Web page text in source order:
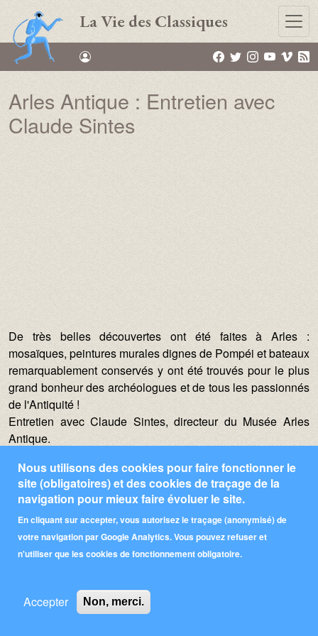
Aller au contenu principal
La Vie des Classiques
Arles Antique : Entretien avec
Claude Sintes
Texte :
De très belles découvertes ont été faites à Arles :
mosaïques, peintures murales dignes de Pompéi et bateaux
remarquablement conservés y ont été trouvés pour le plus
grand bonheur des archéologues et de tous les passionnés
de l'Antiquité !
Entretien avec Claude Sintes, directeur du Musée Arles
Antique.
Mentions Légales
Contact
Nous utilisons des cookies pour faire fonctionner le
site (obligatoires) et des cookies de traçage de la
navigation pour mieux faire évoluer le site.
En cliquant sur accepter, vous autorisez le traçage (anonymisé) de
votre navigation par Google Analytics. Vous pouvez refuser et
n'utiliser que les cookies de fonctionnement obligatoire.
Accepter Non, merci.